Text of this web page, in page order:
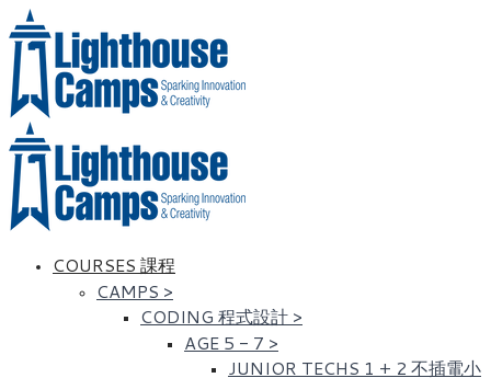
COURSES 課程
CAMPS >
CODING 程式設計 >
AGE 5 - 7 >
JUNIOR TECHS 1 + 2 不插電小